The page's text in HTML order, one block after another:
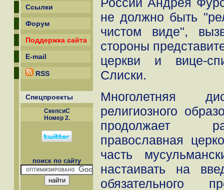
Ссылки
Форум
Поддержка сайта
E-mail
RSS
Спецпроекты
СкепсиС
Номер 2.
поиск по сайту
не должно быть
чистом виде",
стороны
церкви и вице-
Слиски.
Многолетняя
религиозного
продолжает
православная
часть
настаивать на
обязательного